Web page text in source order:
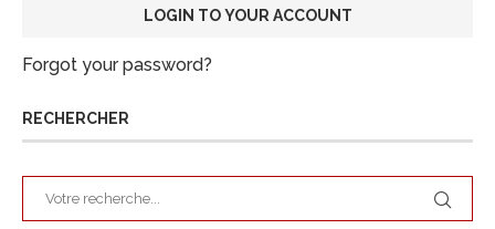
Forgot your password?
RECHERCHER